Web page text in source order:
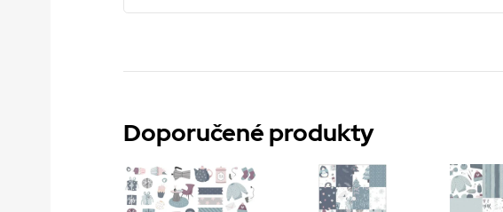
Doporučené produkty